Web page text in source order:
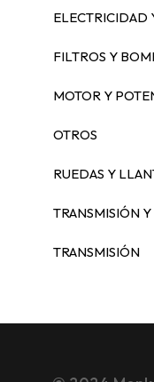
ELECTRICIDAD
FILTROS Y
MOTOR Y
OTROS
RUEDAS Y
TRANSMISIÓN
TRANSMISIÓN